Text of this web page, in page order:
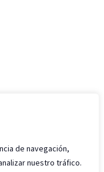
de navegación,
nuestro tráfico.